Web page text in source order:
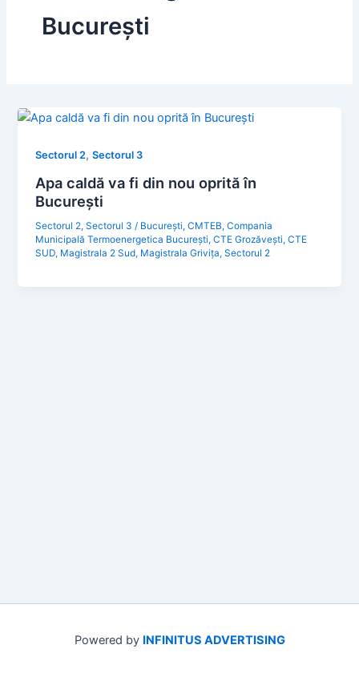
București
Sectorul 2,Sectorul 3
Apa caldă va fi din nou oprită în
București
Sectorul 2,Sectorul 3 / București,CMTEB,Compania
Municipală Termoenergetica București,CTE Grozăvești,CTE
SUD, Magistrala 2 Sud, Magistrala Grivița,Sectorul 2
Powered by INFINITUS ADVERTISING